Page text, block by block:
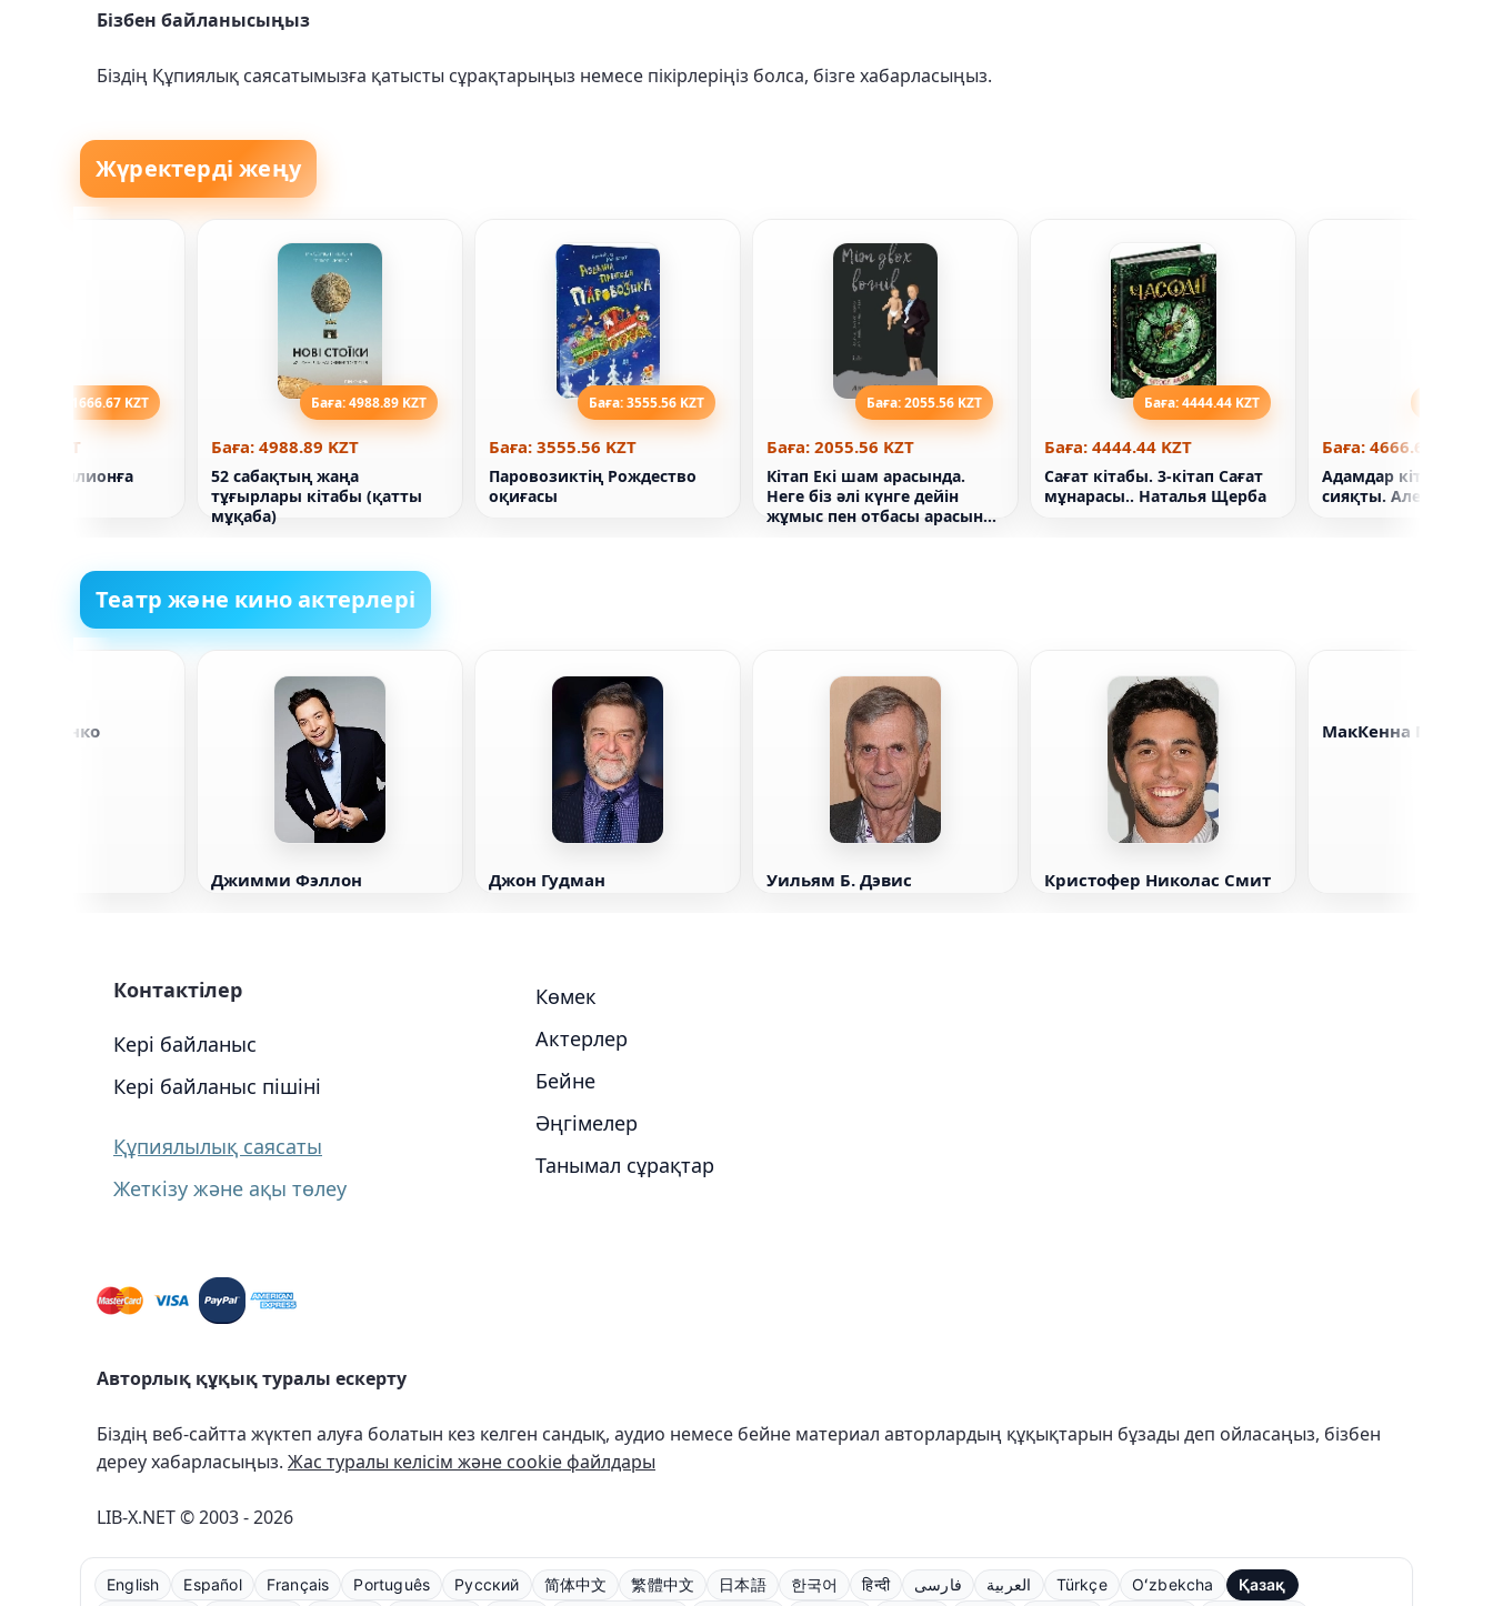
Бізбен байланысыңыз
Біздің Құпиялық саясатымызға қатысты сұрақтарыңыз немесе пікірлеріңіз болса, бізге хабарласыңыз.
Жүректерді жеңу
Баға: 1666.67 KZT
KZT
Миллионға
Баға: 4988.89 KZT
Баға: 4988.89 KZT
52 сабақтың жаңа
тұғырлары кітабы (қатты
мұқаба)
Баға: 3555.56 KZT
Баға: 3555.56 KZT
Паровозиктің Рождество
оқиғасы
Баға: 2055.56 KZT
Баға: 2055.56 KZT
Кітап Екі шам арасында.
Неге біз әлі күнге дейін
жұмыс пен отбасы арасында
Баға: 4444.44 KZT
Баға: 4444.44 KZT
Сағат кітабы. 3-кітап Сағат
мұнарасы.. Наталья Щерба
Баға: 4666.67 KZT
Адамдар кітабы
сияқты. Алексей
Театр және кино актерлері
Джимми Фэллон Джон Гудман Уильям Б. Дэвис Кристофер Николас Смит
МакКенна Грейс
Контактілер
Кері байланыс
Кері байланыс пішіні
Құпиялылық саясаты
Жеткізу және ақы төлеу
Көмек
Актерлер
Бейне
Әңгімелер
Танымал сұрақтар
Авторлық құқық туралы ескерту
Біздің веб-сайтта жүктеп алуға болатын кез келген сандық, аудио немесе бейне материал авторлардың құқықтарын бұзады деп ойласаңыз, бізбен
дереу хабарласыңыз. Жас туралы келісім және cookie файлдары
LIB-X.NET © 2003 - 2026
English Español Français Português Русский 简体中文 繁體中文 日本語 한국어 हिन्दी فارسی العربية Türkçe Oʻzbekcha Қазақ